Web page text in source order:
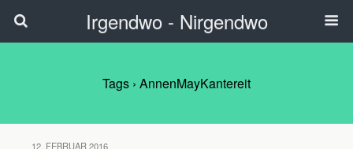
Irgendwo - Nirgendwo
Tags › AnnenMayKantereit
12. FEBRUAR 2016